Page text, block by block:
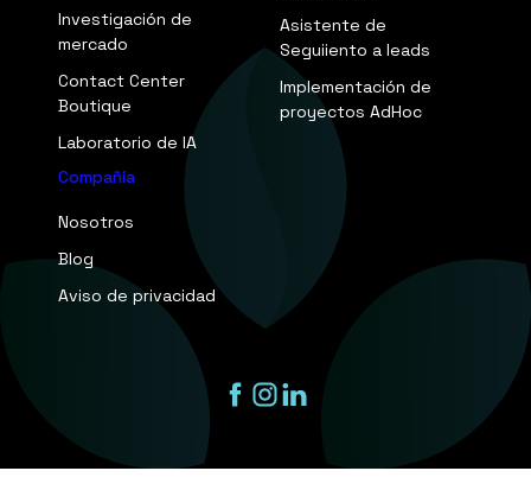
Investigación de
mercado
Contact Center
Boutique
Laboratorio de IA
Asistente de
Seguiiento a leads
Implementación de
proyectos AdHoc
Compañía
Nosotros
Blog
Aviso de privacidad